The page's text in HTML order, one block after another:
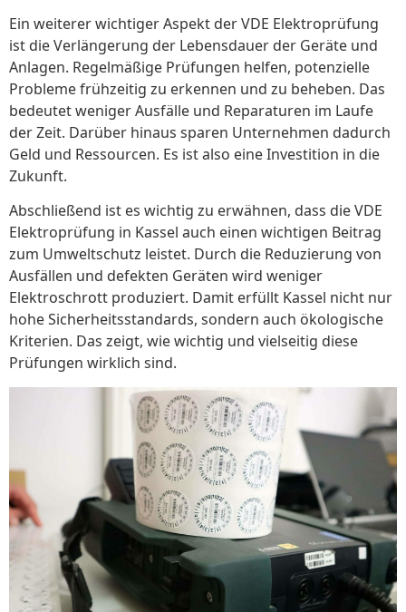
Ein weiterer wichtiger Aspekt der VDE Elektroprüfung
ist die Verlängerung der Lebensdauer der Geräte und
Anlagen. Regelmäßige Prüfungen helfen, potenzielle
Probleme frühzeitig zu erkennen und zu beheben. Das
bedeutet weniger Ausfälle und Reparaturen im Laufe
der Zeit. Darüber hinaus sparen Unternehmen dadurch
Geld und Ressourcen. Es ist also eine Investition in die
Zukunft.
Abschließend ist es wichtig zu erwähnen, dass die VDE
Elektroprüfung in Kassel auch einen wichtigen Beitrag
zum Umweltschutz leistet. Durch die Reduzierung von
Ausfällen und defekten Geräten wird weniger
Elektroschrott produziert. Damit erfüllt Kassel nicht nur
hohe Sicherheitsstandards, sondern auch ökologische
Kriterien. Das zeigt, wie wichtig und vielseitig diese
Prüfungen wirklich sind.